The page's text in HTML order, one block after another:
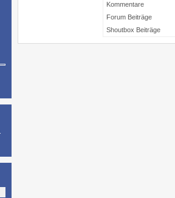
Kommentare
Forum Beiträge
Shoutbox Beiträge